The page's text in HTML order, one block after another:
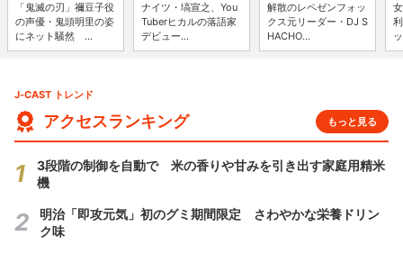
「鬼滅の刃」禰豆子役
の声優・鬼頭明里の姿
にネット騒然 ...
ナイツ・塙宣之、You
Tuberヒカルの落語家
デビュー...
解散のレペゼンフォッ
クス元リーダー・DJ S
HACHO...
J-CAST トレンド
アクセスランキング もっと見る
3段階の制御を自動で 米の香りや甘みを引き出す家庭用精米
機
明治「即攻元気」初のグミ期間限定 さわやかな栄養ドリン
ク味